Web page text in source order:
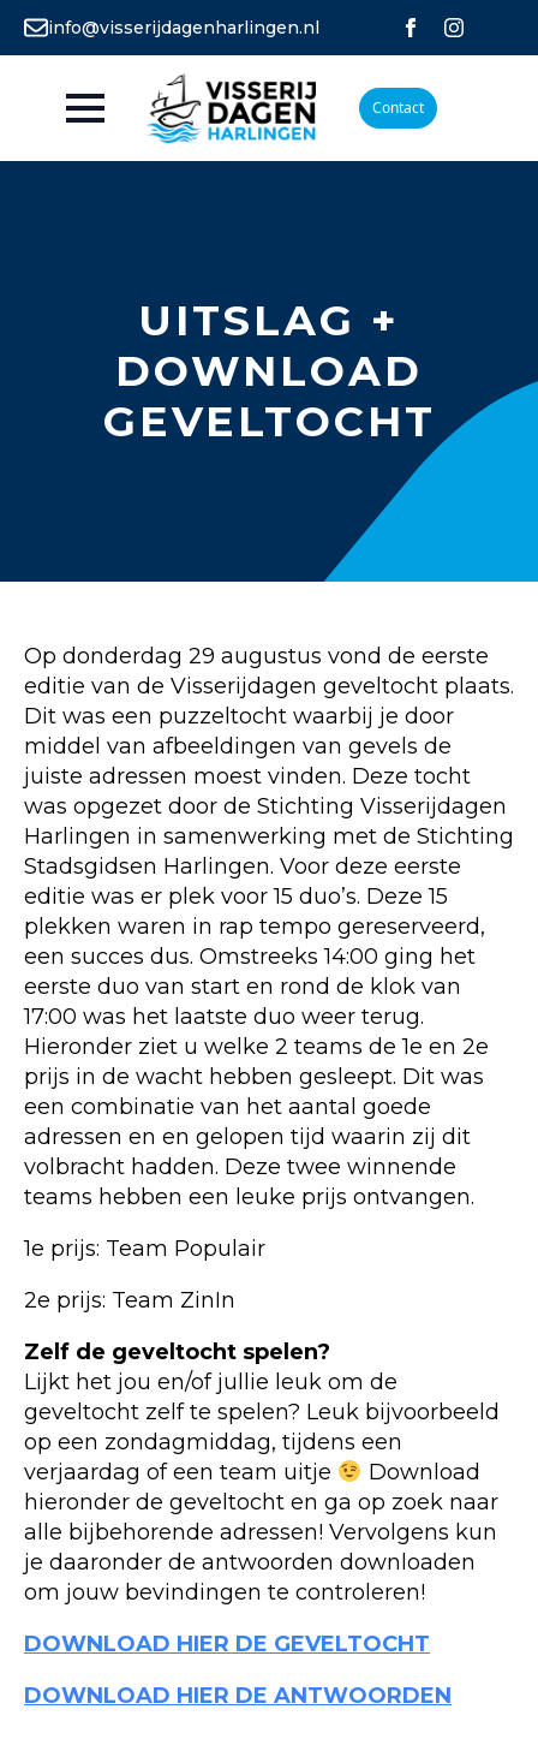
info@visserijdagenharlingen.nl
Contact
UITSLAG +
DOWNLOAD
GEVELTOCHT
Op donderdag 29 augustus vond de eerste
editie van de Visserijdagen geveltocht plaats.
Dit was een puzzeltocht waarbij je door
middel van afbeeldingen van gevels de
juiste adressen moest vinden. Deze tocht
was opgezet door de Stichting Visserijdagen
Harlingen in samenwerking met de Stichting
Stadsgidsen Harlingen. Voor deze eerste
editie was er plek voor 15 duo’s. Deze 15
plekken waren in rap tempo gereserveerd,
een succes dus. Omstreeks 14:00 ging het
eerste duo van start en rond de klok van
17:00 was het laatste duo weer terug.
Hieronder ziet u welke 2 teams de 1e en 2e
prijs in de wacht hebben gesleept. Dit was
een combinatie van het aantal goede
adressen en en gelopen tijd waarin zij dit
volbracht hadden. Deze twee winnende
teams hebben een leuke prijs ontvangen.
1e prijs: Team Populair
2e prijs: Team ZinIn
Zelf de geveltocht spelen?
Lijkt het jou en/of jullie leuk om de
geveltocht zelf te spelen? Leuk bijvoorbeeld
op een zondagmiddag, tijdens een
verjaardag of een team uitje
Download
hieronder de geveltocht en ga op zoek naar
alle bijbehorende adressen! Vervolgens kun
je daaronder de antwoorden downloaden
om jouw bevindingen te controleren!
DOWNLOAD HIER DE GEVELTOCHT
DOWNLOAD HIER DE ANTWOORDEN